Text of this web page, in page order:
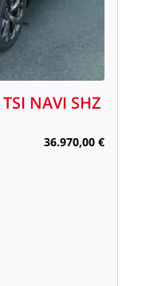
TSI NAVI SHZ
36.970,00 €